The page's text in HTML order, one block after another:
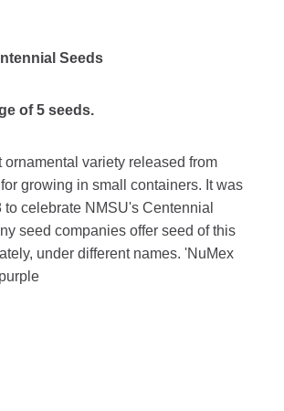
Seeds
of 5 seeds.
ornamental variety released from
growing in small containers. It was
celebrate NMSU's Centennial
seed companies offer seed of this
under different names. 'NuMex